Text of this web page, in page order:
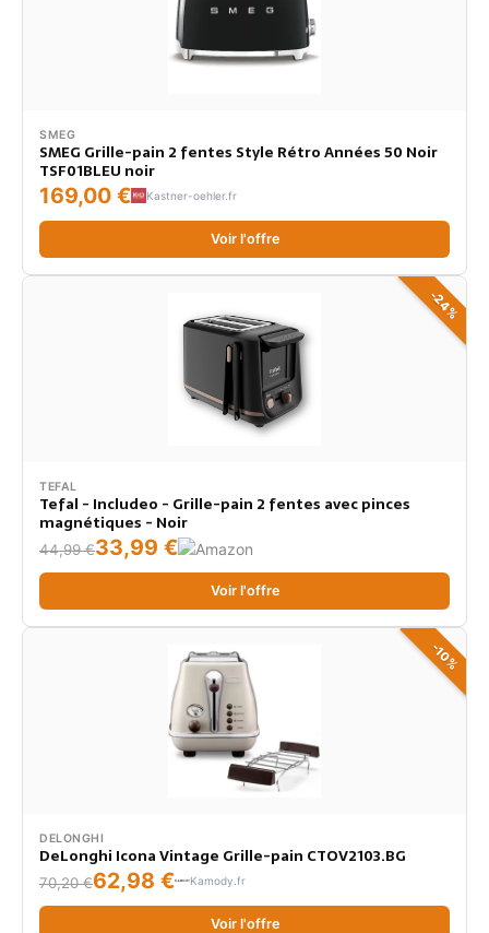
SMEG
SMEG Grille-pain 2 fentes Style Rétro Années 50 Noir
TSF01BLEU noir
169,00 € Kastner-oehler.fr
Voir l'offre
-24%
TEFAL
Tefal - Includeo - Grille-pain 2 fentes avec pinces
magnétiques - Noir
44,99 €33,99 €
Voir l'offre
-10%
DELONGHI
DeLonghi Icona Vintage Grille-pain CTOV2103.BG
70,20 €62,98 € Kamody.fr
Voir l'offre